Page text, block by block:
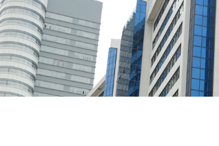
医院文化
医院新闻
医疗设备
期刊中心
住院指南
交通信息
联系方式
体检须知